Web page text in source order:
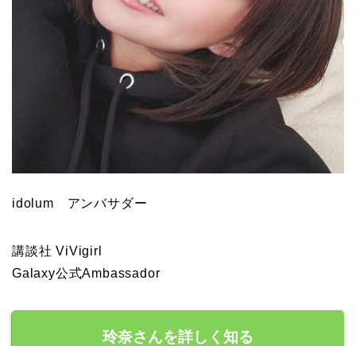
idolum アンバサダー
講談社 ViVigirl
Galaxy公式Ambassador
玲奈さんを詳しく知る